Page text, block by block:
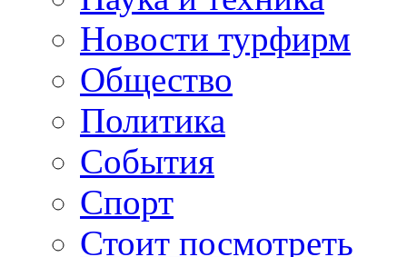
Новости турфирм
Общество
Политика
События
Спорт
Стоит посмотреть